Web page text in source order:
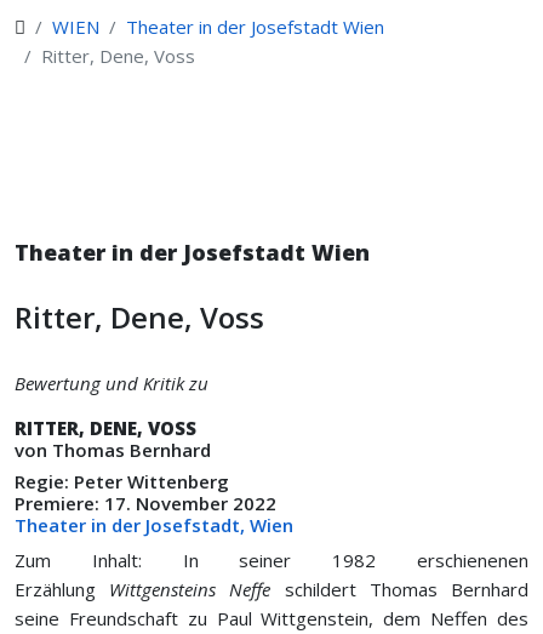
WIEN
Theater in der Josefstadt Wien
Ritter, Dene, Voss
Theater in der Josefstadt Wien
Ritter, Dene, Voss
Bewertung und Kritik zu
RITTER, DENE, VOSS
von Thomas Bernhard
Regie: Peter Wittenberg
Premiere: 17. November 2022
Theater in der Josefstadt, Wien
Zum Inhalt: In seiner 1982 erschienenen
Erzählung Wittgensteins Neffe schildert Thomas Bernhard
seine Freundschaft zu Paul Wittgenstein, dem Neffen des